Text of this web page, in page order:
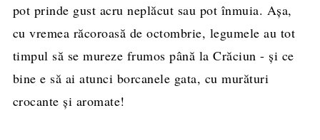
pot prinde gust acru neplăcut sau pot înmuia. Așa,
cu vremea răcoroasă de octombrie, legumele au tot
timpul să se mureze frumos până la Crăciun - și ce
bine e să ai atunci borcanele gata, cu murături
crocante și aromate!